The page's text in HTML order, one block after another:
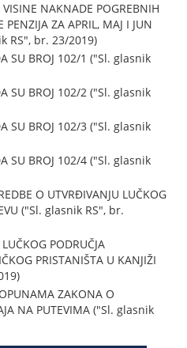
VISINE NAKNADE POGREBNIH
ZA APRIL, MAJ I JUN
RS", br. 23/2019)
SU BROJ 102/1 ("Sl. glasnik
SU BROJ 102/2 ("Sl. glasnik
SU BROJ 102/3 ("Sl. glasnik
SU BROJ 102/4 ("Sl. glasnik
O UTVRĐIVANJU LUČKOG
("Sl. glasnik RS", br.
PODRUČJA
PRISTANIŠTA U KANJIŽI
ZAKONA O
NA PUTEVIMA ("Sl. glasnik